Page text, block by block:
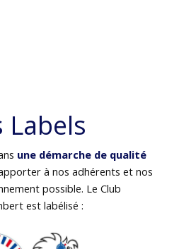
Labels
une démarche de qualité
à nos adhérents et nos
possible. Le Club
est labélisé :